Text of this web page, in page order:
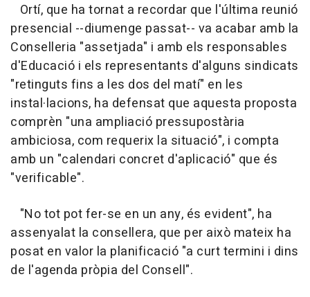
Ortí, que ha tornat a recordar que l'última reunió
presencial --diumenge passat-- va acabar amb la
Conselleria "assetjada" i amb els responsables
d'Educació i els representants d'alguns sindicats
"retinguts fins a les dos del matí" en les
instal·lacions, ha defensat que aquesta proposta
comprèn "una ampliació pressupostària
ambiciosa, com requerix la situació", i compta
amb un "calendari concret d'aplicació" que és
"verificable".
"No tot pot fer-se en un any, és evident", ha
assenyalat la consellera, que per això mateix ha
posat en valor la planificació "a curt termini i dins
de l'agenda pròpia del Consell".